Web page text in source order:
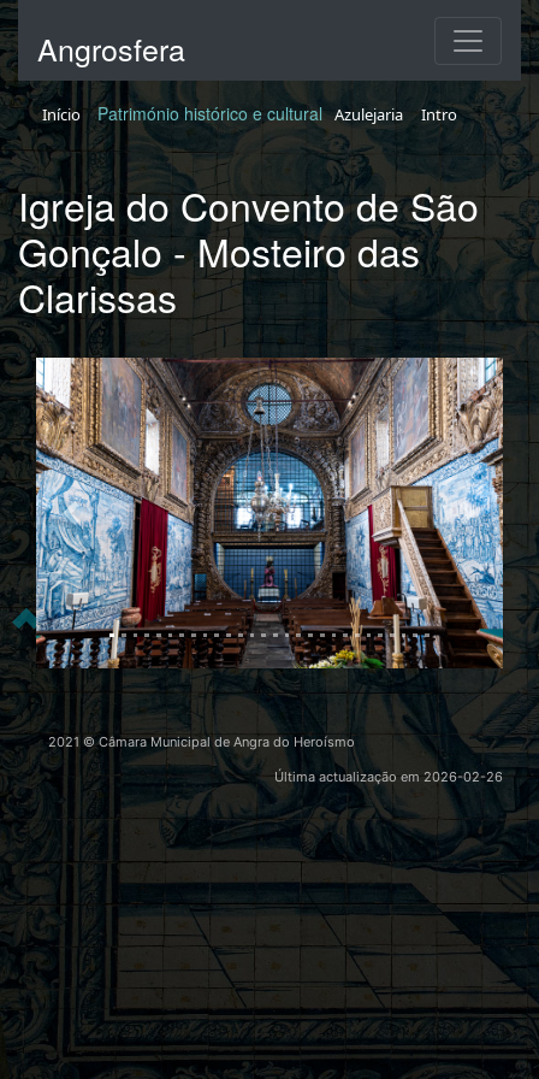
Angrosfera
Início Património histórico e cultural Azulejaria Intro
Igreja do Convento de São
Gonçalo - Mosteiro das
Clarissas
Previous
2021 © Câmara Municipal de Angra do Heroísmo
Última actualização em 2026-02-26